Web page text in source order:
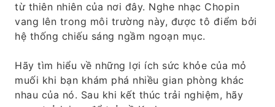
từ thiên nhiên của nơi đây. Nghe nhạc Chopin
vang lên trong môi trường này, được tô điểm bởi
hệ thống chiếu sáng ngầm ngoạn mục.
Hãy tìm hiểu về những lợi ích sức khỏe của mỏ
muối khi bạn khám phá nhiều gian phòng khác
nhau của nó. Sau khi kết thúc trải nghiệm, hãy